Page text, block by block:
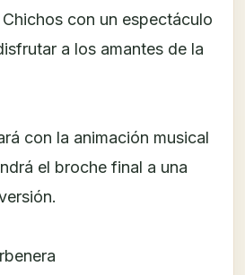
con un espectáculo
a los amantes de la
con la animación musical
el broche final a una